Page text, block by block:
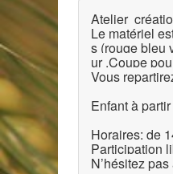
Atelier
Le matériel
s (rouge bleu
ur .Coupe
Vous
Enfant à
Horaires: de
Participation
N’hésitez